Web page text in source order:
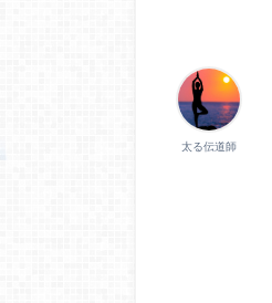
太る伝道師